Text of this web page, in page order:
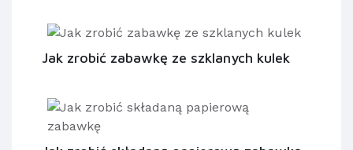
Jak zrobić zabawkę ze szklanych kulek